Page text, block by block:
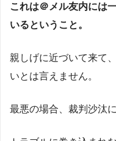
これは＠メル友内には
いるということ。
親しげに近づいて来て
いとは言えません。
最悪の場合、裁判沙汰